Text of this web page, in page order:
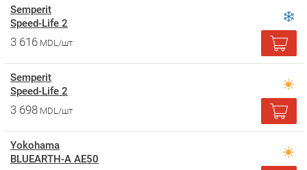
Semperit
Speed-Life 2
3 616 MDL/шт
Semperit
Speed-Life 2
3 698 MDL/шт
Yokohama
BLUEARTH-A AE50